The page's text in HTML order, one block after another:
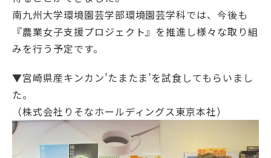
南九州大学環境園芸学部環境園芸学科では、今後も
『農業女子支援プロジェクト』を推進し様々な取り組
みを行う予定です。
▼宮崎県産キンカン’たまたま’を試食してもらいまし
た。
（株式会社りそなホールディングス東京本社）